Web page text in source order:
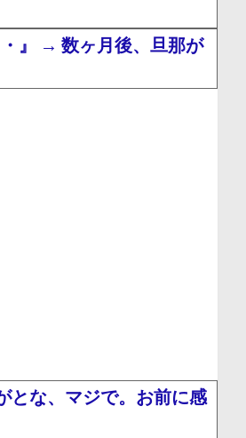
』 → 数ヶ月後、旦那が
とな、マジで。お前に感